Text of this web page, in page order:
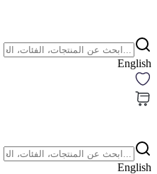
English
English